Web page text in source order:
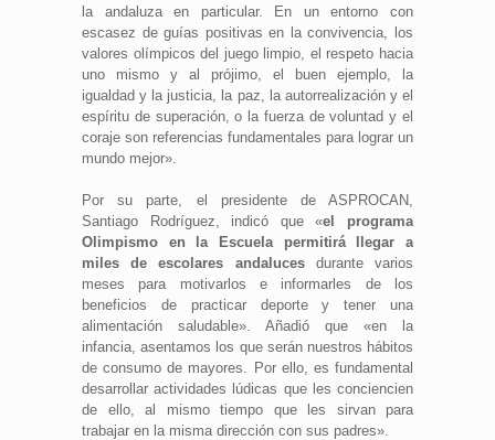
la andaluza en particular. En un entorno con
escasez de guías positivas en la convivencia, los
valores olímpicos del juego limpio, el respeto hacia
uno mismo y al prójimo, el buen ejemplo, la
igualdad y la justicia, la paz, la autorrealización y el
espíritu de superación, o la fuerza de voluntad y el
coraje son referencias fundamentales para lograr un
mundo mejor».
Por su parte, el presidente de ASPROCAN,
Santiago Rodríguez, indicó que «el programa
Olimpismo en la Escuela permitirá llegar a
miles de escolares andalucesdurante varios
meses para motivarlos e informarles de los
beneficios de practicar deporte y tener una
alimentación saludable». Añadió que «en la
infancia, asentamos los que serán nuestros hábitos
de consumo de mayores. Por ello, es fundamental
desarrollar actividades lúdicas que les conciencien
de ello, al mismo tiempo que les sirvan para
trabajar en la misma dirección con sus padres».